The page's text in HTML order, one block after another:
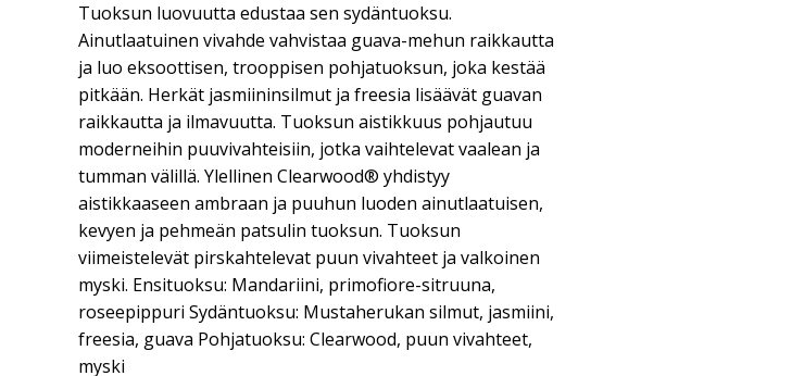
Tuoksun luovuutta edustaa sen sydäntuoksu.
Ainutlaatuinen vivahde vahvistaa guava-mehun raikkautta
ja luo eksoottisen, trooppisen pohjatuoksun, joka kestää
pitkään. Herkät jasmiininsilmut ja freesia lisäävät guavan
raikkautta ja ilmavuutta. Tuoksun aistikkuus pohjautuu
moderneihin puuvivahteisiin, jotka vaihtelevat vaalean ja
tumman välillä. Ylellinen Clearwood® yhdistyy
aistikkaaseen ambraan ja puuhun luoden ainutlaatuisen,
kevyen ja pehmeän patsulin tuoksun. Tuoksun
viimeistelevät pirskahtelevat puun vivahteet ja valkoinen
myski. Ensituoksu: Mandariini, primofiore-sitruuna,
roseepippuri Sydäntuoksu: Mustaherukan silmut, jasmiini,
freesia, guava Pohjatuoksu: Clearwood, puun vivahteet,
myski